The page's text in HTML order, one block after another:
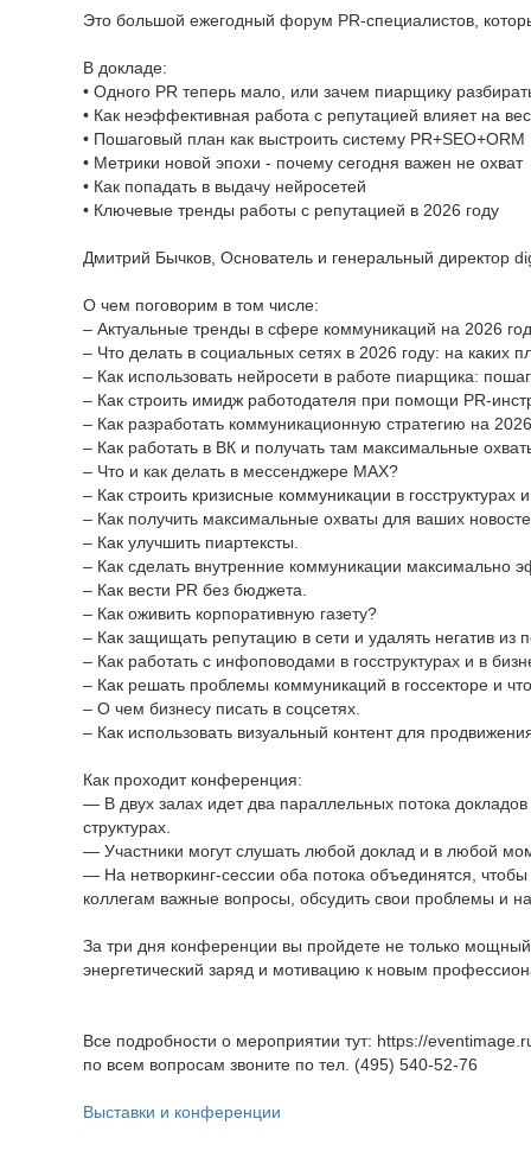
Это большой ежегодный форум PR-специалистов,
В докладе:
• Одного PR теперь мало, или зачем пиарщику
• Как неэффективная работа с репутацией влияет на
• Пошаговый план как выстроить систему PR+SEO+ORM
• Метрики новой эпохи - почему сегодня важен не охват
• Как попадать в выдачу нейросетей
• Ключевые тренды работы с репутацией в 2026 году
Дмитрий Бычков, Основатель и генеральный директор
О чем поговорим в том числе:
– Актуальные тренды в сфере коммуникаций на 2026
– Что делать в социальных сетях в 2026 году: на каких
– Как использовать нейросети в работе пиарщика:
– Как строить имидж работодателя при помощи PR-
– Как разработать коммуникационную стратегию на
– Как работать в ВК и получать там максимальные
– Что и как делать в мессенджере MAX?
– Как строить кризисные коммуникации в госструктурах
– Как получить максимальные охваты для ваших
– Как улучшить пиартексты.
– Как сделать внутренние коммуникации максимально
– Как вести PR без бюджета.
– Как оживить корпоративную газету?
– Как защищать репутацию в сети и удалять негатив из
– Как работать с инфоповодами в госструктурах и в
– Как решать проблемы коммуникаций в госсекторе и
– О чем бизнесу писать в соцсетях.
– Как использовать визуальный контент для
Как проходит конференция:
— В двух залах идет два параллельных потока
структурах.
— Участники могут слушать любой доклад и в любой
— На нетворкинг-сессии оба потока объединятся,
коллегам важные вопросы, обсудить свои проблемы и
За три дня конференции вы пройдете не только
энергетический заряд и мотивацию к новым
Все подробности о мероприятии тут: https://
по всем вопросам звоните по тел. (495) 540-52-76
Выставки и конференции